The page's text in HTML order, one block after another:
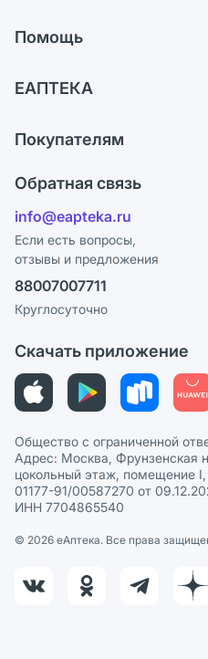
Помощь
Самовывоз из аптек
Ответы на вопросы
Блог
ЕАПТЕКА
Карьера
Поставщики
Лицензия
Реклама на сайте
Ваши товары на ЕАПТЕКЕ
Покупателям
Программа СберСпасибо
Политика
Пользовательское
Политика рекомендаций
Этика и соответствие
Политика в отношении
Обратная связь
info@eapteka.ru
Если есть вопросы,
отзывы и предложения
88007007711
Круглосуточно
Скачать приложение
Общество с ограниченной
Адрес: Москва, Фрунзенская
цокольный этаж, помещение
01177-91/00587270 от
ИНН 7704865540
© 2026 eАптека. Все права